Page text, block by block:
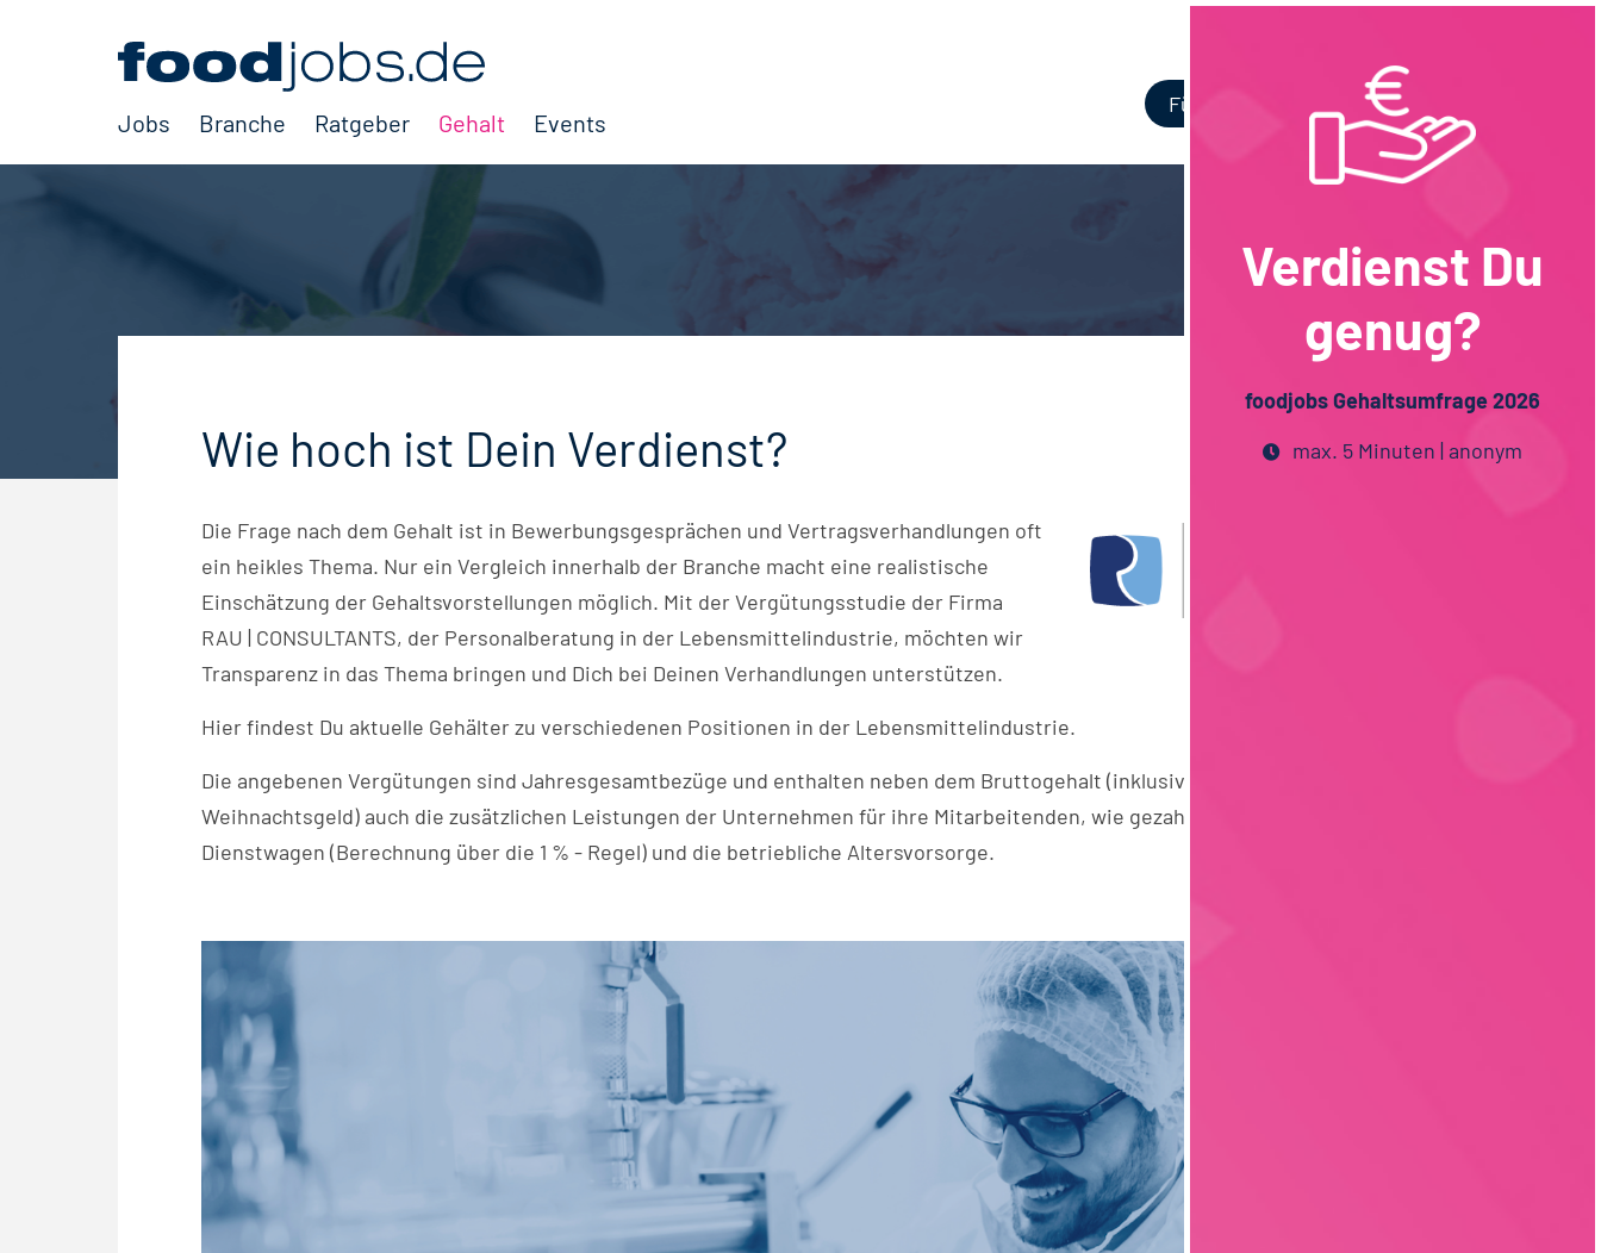
Jobs Branche Ratgeber Gehalt Events
Für Unternehmen
Wie hoch ist Dein Verdienst?
Die Frage nach dem Gehalt ist in Bewerbungsgesprächen und Vertragsverhandlungen oft
ein heikles Thema. Nur ein Vergleich innerhalb der Branche macht eine realistische
Einschätzung der Gehaltsvorstellungen möglich. Mit der Vergütungsstudie der Firma
RAU | CONSULTANTS, der Personalberatung in der Lebensmittelindustrie, möchten wir
Transparenz in das Thema bringen und Dich bei Deinen Verhandlungen unterstützen.
Hier findest Du aktuelle Gehälter zu verschiedenen Positionen in der Lebensmittelindustrie.
Die angebenen Vergütungen sind Jahresgesamtbezüge und enthalten neben dem Bruttogehalt (inklusive Urlaubs- und
Weihnachtsgeld) auch die zusätzlichen Leistungen der Unternehmen für ihre Mitarbeitenden, wie gezahlte variable Anteile,
Dienstwagen (Berechnung über die 1 % - Regel) und die betriebliche Altersvorsorge.
Verdienst Du
genug?
foodjobs Gehaltsumfrage 2026
max. 5 Minuten | anonym